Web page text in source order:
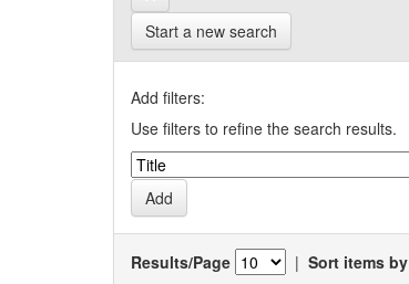
Start a new search
Add filters:
Use filters to refine the search results.
Results/Page | Sort items by